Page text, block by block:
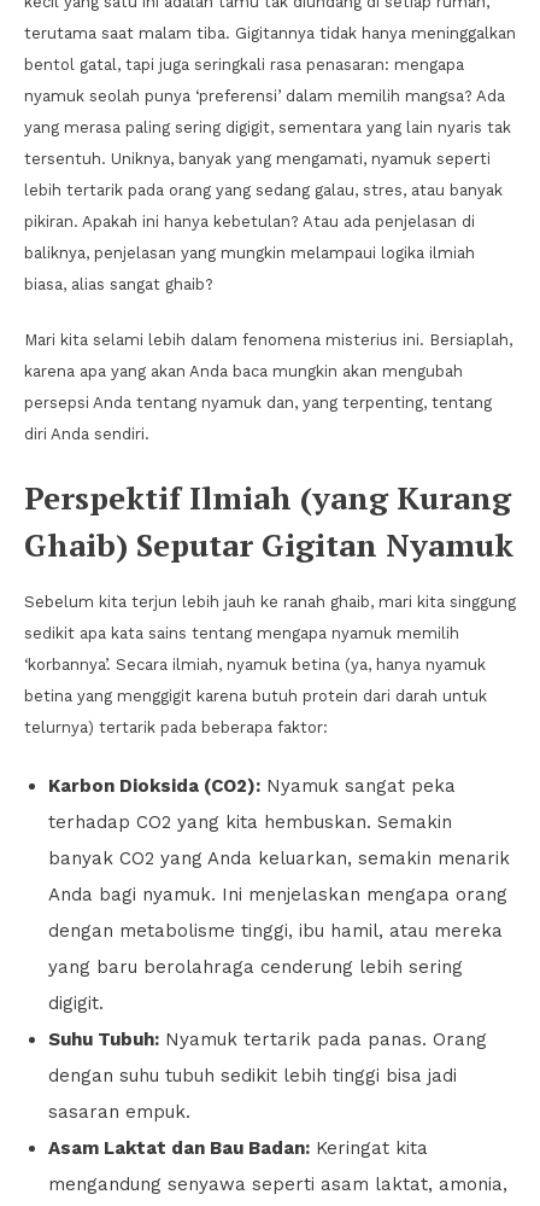
terutama saat malam tiba. Gigitannya tidak hanya meninggalkan
bentol gatal, tapi juga seringkali rasa penasaran: mengapa
nyamuk seolah punya ‘preferensi’ dalam memilih mangsa? Ada
yang merasa paling sering digigit, sementara yang lain nyaris tak
tersentuh. Uniknya, banyak yang mengamati, nyamuk seperti
lebih tertarik pada orang yang sedang galau, stres, atau banyak
pikiran. Apakah ini hanya kebetulan? Atau ada penjelasan di
baliknya, penjelasan yang mungkin melampaui logika ilmiah
biasa, alias sangat ghaib?
Mari kita selami lebih dalam fenomena misterius ini. Bersiaplah,
karena apa yang akan Anda baca mungkin akan mengubah
persepsi Anda tentang nyamuk dan, yang terpenting, tentang
diri Anda sendiri.
Perspektif Ilmiah (yang Kurang
Ghaib) Seputar Gigitan Nyamuk
Sebelum kita terjun lebih jauh ke ranah ghaib, mari kita singgung
sedikit apa kata sains tentang mengapa nyamuk memilih
‘korbannya’. Secara ilmiah, nyamuk betina (ya, hanya nyamuk
betina yang menggigit karena butuh protein dari darah untuk
telurnya) tertarik pada beberapa faktor:
Karbon Dioksida (CO2): Nyamuk sangat peka
terhadap CO2 yang kita hembuskan. Semakin
banyak CO2 yang Anda keluarkan, semakin menarik
Anda bagi nyamuk. Ini menjelaskan mengapa orang
dengan metabolisme tinggi, ibu hamil, atau mereka
yang baru berolahraga cenderung lebih sering
digigit.
Suhu Tubuh: Nyamuk tertarik pada panas. Orang
dengan suhu tubuh sedikit lebih tinggi bisa jadi
sasaran empuk.
Asam Laktat dan Bau Badan: Keringat kita
mengandung senyawa seperti asam laktat, amonia,